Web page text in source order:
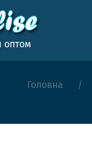
оптом
Головна